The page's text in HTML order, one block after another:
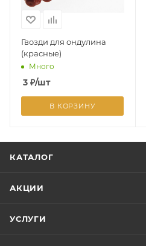
Гвозди для ондулина
(красные)
Много
3 ₽/шт
В КОРЗИНУ
КАТАЛОГ
АКЦИИ
УСЛУГИ